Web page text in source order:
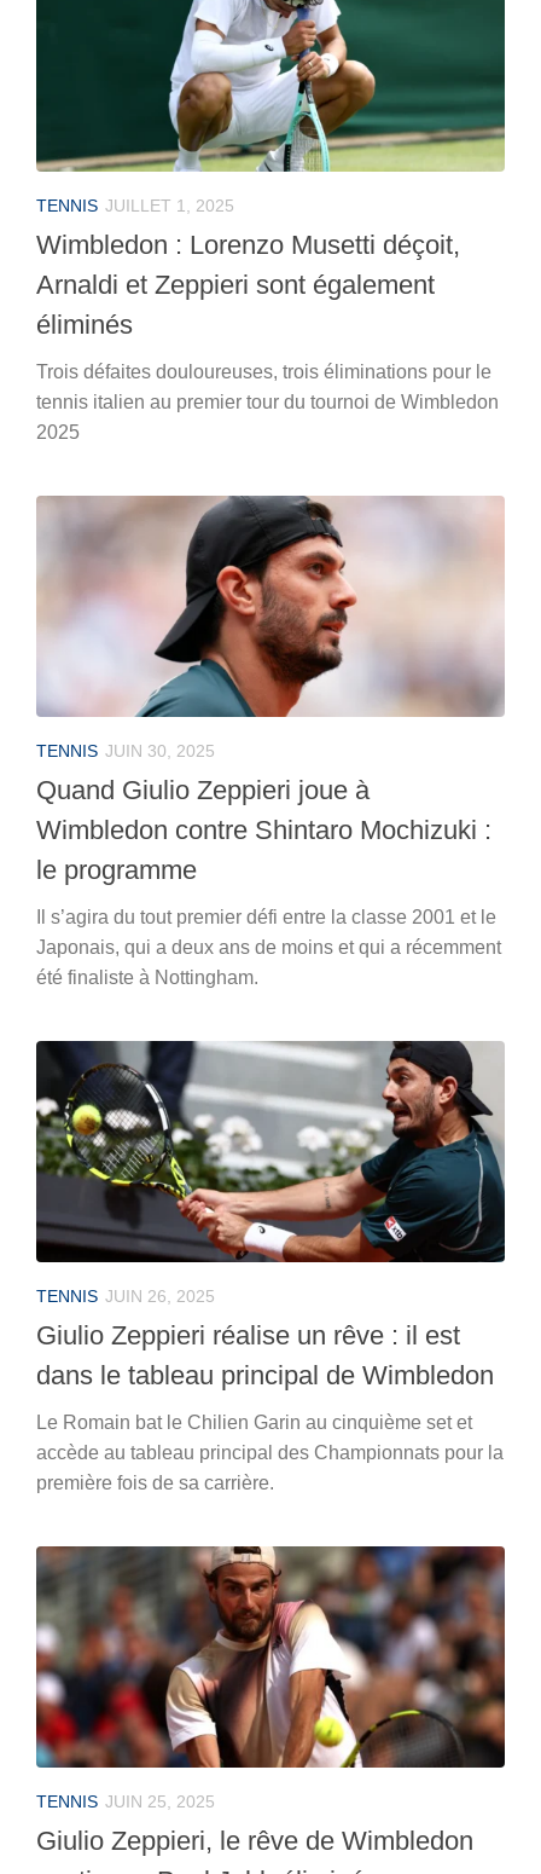
TENNIS JUILLET 1, 2025
Wimbledon : Lorenzo Musetti déçoit,
Arnaldi et Zeppieri sont également
éliminés
Trois défaites douloureuses, trois éliminations pour le
tennis italien au premier tour du tournoi de Wimbledon
2025
TENNIS JUIN 30, 2025
Quand Giulio Zeppieri joue à
Wimbledon contre Shintaro Mochizuki :
le programme
Il s’agira du tout premier défi entre la classe 2001 et le
Japonais, qui a deux ans de moins et qui a récemment
été finaliste à Nottingham.
TENNIS JUIN 26, 2025
Giulio Zeppieri réalise un rêve : il est
dans le tableau principal de Wimbledon
Le Romain bat le Chilien Garin au cinquième set et
accède au tableau principal des Championnats pour la
première fois de sa carrière.
TENNIS JUIN 25, 2025
Giulio Zeppieri, le rêve de Wimbledon